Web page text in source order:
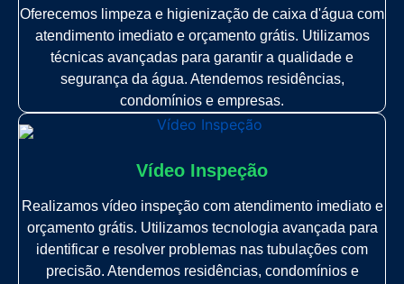
Oferecemos limpeza e higienização de caixa d'água com
atendimento imediato e orçamento grátis. Utilizamos
técnicas avançadas para garantir a qualidade e
segurança da água. Atendemos residências,
condomínios e empresas.
Vídeo Inspeção
Realizamos vídeo inspeção com atendimento imediato e
orçamento grátis. Utilizamos tecnologia avançada para
identificar e resolver problemas nas tubulações com
precisão. Atendemos residências, condomínios e